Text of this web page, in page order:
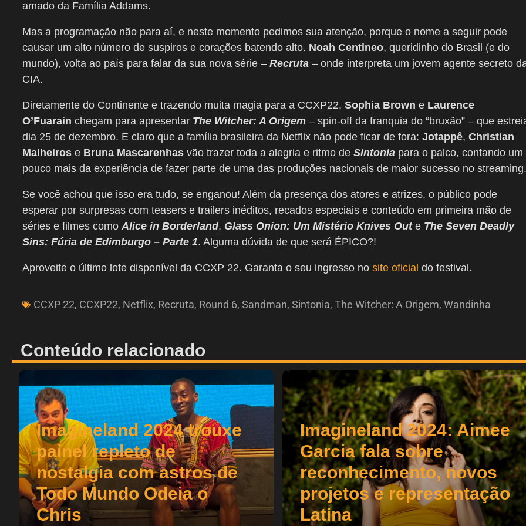
amado da Família Addams.
Mas a programação não para aí, e neste momento pedimos sua atenção, porque o nome a seguir pode
causar um alto número de suspiros e corações batendo alto. Noah Centineo, queridinho do Brasil (e do
mundo), volta ao país para falar da sua nova série – Recruta – onde interpreta um jovem agente secreto
CIA.
Diretamente do Continente e trazendo muita magia para a CCXP22, Sophia Brown e Laurence
O’Fuarain chegam para apresentar The Witcher: A Origem – spin-off da franquia do “bruxão” – que
dia 25 de dezembro. E claro que a família brasileira da Netflix não pode ficar de fora: Jotappê, Christian
Malheiros e Bruna Mascarenhas vão trazer toda a alegria e ritmo de Sintonia para o palco, contando um
pouco mais da experiência de fazer parte de uma das produções nacionais de maior sucesso no streaming.
Se você achou que isso era tudo, se enganou! Além da presença dos atores e atrizes, o público pode
esperar por surpresas com teasers e trailers inéditos, recados especiais e conteúdo em primeira mão de
séries e filmes como Alice in Borderland, Glass Onion: Um Mistério Knives Oute The Seven Deadly
Sins: Fúria de Edimburgo – Parte 1. Alguma dúvida de que será ÉPICO?!
Aproveite o último lote disponível da CCXP 22. Garanta o seu ingresso no site oficial do festival.
CCXP 22, CCXP22, Netflix, Recruta, Round 6, Sandman, Sintonia, The Witcher: A Origem, Wandinha
Conteúdo relacionado
Imagineland 2024 trouxe
painel repleto de
nostalgia com astros de
Todo Mundo Odeia o
Chris
Imagineland 2024: Aimee
Garcia fala sobre
reconhecimento, novos
projetos e representação
Latina